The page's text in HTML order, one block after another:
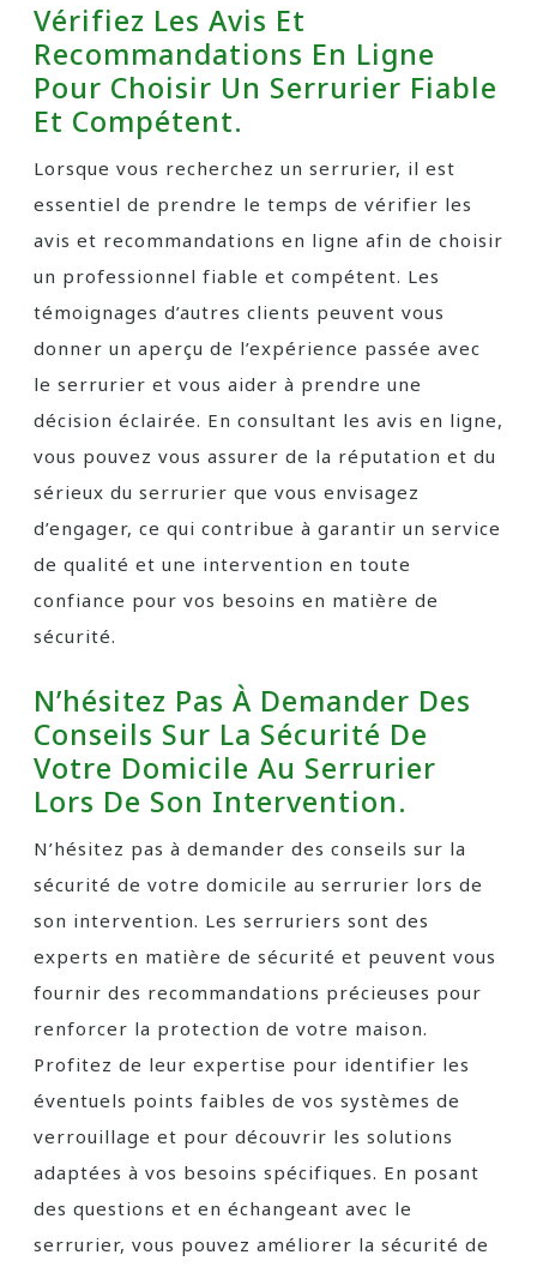
Vérifiez Les Avis Et
Recommandations En Ligne
Pour Choisir Un Serrurier Fiable
Et Compétent.
Lorsque vous recherchez un serrurier, il est
essentiel de prendre le temps de vérifier les
avis et recommandations en ligne afin de choisir
un professionnel fiable et compétent. Les
témoignages d’autres clients peuvent vous
donner un aperçu de l’expérience passée avec
le serrurier et vous aider à prendre une
décision éclairée. En consultant les avis en ligne,
vous pouvez vous assurer de la réputation et du
sérieux du serrurier que vous envisagez
d’engager, ce qui contribue à garantir un service
de qualité et une intervention en toute
confiance pour vos besoins en matière de
sécurité.
N’hésitez Pas À Demander Des
Conseils Sur La Sécurité De
Votre Domicile Au Serrurier
Lors De Son Intervention.
N’hésitez pas à demander des conseils sur la
sécurité de votre domicile au serrurier lors de
son intervention. Les serruriers sont des
experts en matière de sécurité et peuvent vous
fournir des recommandations précieuses pour
renforcer la protection de votre maison.
Profitez de leur expertise pour identifier les
éventuels points faibles de vos systèmes de
verrouillage et pour découvrir les solutions
adaptées à vos besoins spécifiques. En posant
des questions et en échangeant avec le
serrurier, vous pouvez améliorer la sécurité de